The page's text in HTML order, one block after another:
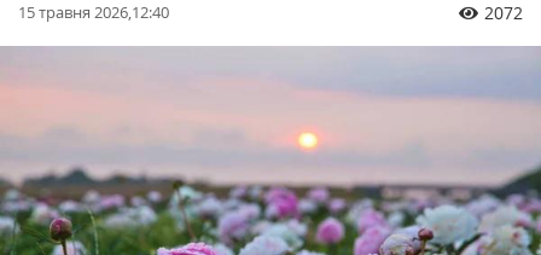
15 травня 2026,12:40 2072